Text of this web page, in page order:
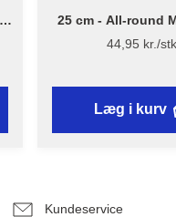
25 cm - All-round
m/skaft
44,95 kr./stk.
Læg i kurv
Kundeservice